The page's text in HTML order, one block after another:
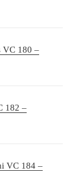
VC 180 –
182 –
VC 184 –